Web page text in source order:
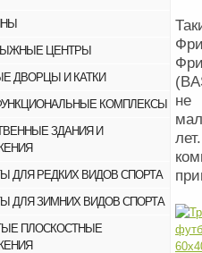
ЦЕНТРЫ
ДВОРЦЫ И КАТКИ
КОМПЛЕКСЫ
ЗДАНИЯ И
ДЛЯ РЕДКИХ ВИДОВ СПОРТА
ДЛЯ ЗИМНИХ ВИДОВ СПОРТА
ПЛОСКОСТНЫЕ
не